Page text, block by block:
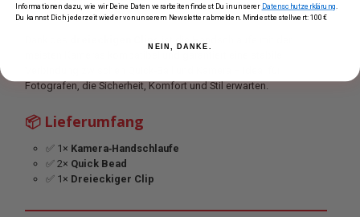
🔧 Kompatibilität
Fotografen, die Sicherheit, Komfort und Stil erwarten.
📦 Lieferumfang
✅ 1× Kamera‑Handschlaufe
✅ 2× Quick Bead
✅ 1× Dreieckiger Clip
Informationen dazu, wie wir Deine Daten verarbeiten findest Du in unserer Datenschutzerklärung
Du kannst Dich jederzeit wieder von unserem Newsletter abmelden. Mindestbestellwert: 100€
NEIN, DANKE.